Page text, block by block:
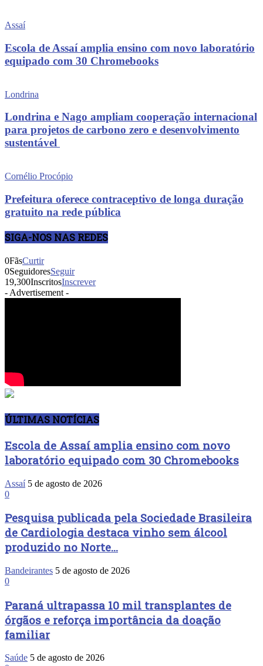
Assaí
Escola de Assaí amplia ensino com novo laboratório
equipado com 30 Chromebooks
Londrina
Londrina e Nago ampliam cooperação internacional
para projetos de carbono zero e desenvolvimento
sustentável
Cornélio Procópio
Prefeitura oferece contraceptivo de longa duração
gratuito na rede pública
SIGA-NOS NAS REDES
0FãsCurtir
0SeguidoresSeguir
19,300InscritosInscrever
- Advertisement -
ÚLTIMAS NOTÍCIAS
Escola de Assaí amplia ensino com novo
laboratório equipado com 30 Chromebooks
Assaí 5 de agosto de 2026
0
Pesquisa publicada pela Sociedade Brasileira
de Cardiologia destaca vinho sem álcool
produzido no Norte...
Bandeirantes 5 de agosto de 2026
0
Paraná ultrapassa 10 mil transplantes de
órgãos e reforça importância da doação
familiar
Saúde 5 de agosto de 2026